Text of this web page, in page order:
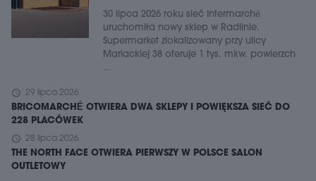
30 lipca 2026 roku sieć Intermarché
uruchomiła nowy sklep w Radlinie.
Supermarket zlokalizowany przy ulicy
Mariackiej 38 oferuje 1 tys. mkw. powierzch
...
schedule 29 lipca 2026
BRICOMARCHÉ OTWIERA DWA SKLEPY I POWIĘKSZA SIEĆ DO
228 PLACÓWEK
schedule 28 lipca 2026
THE NORTH FACE OTWIERA PIERWSZY W POLSCE SALON
OUTLETOWY